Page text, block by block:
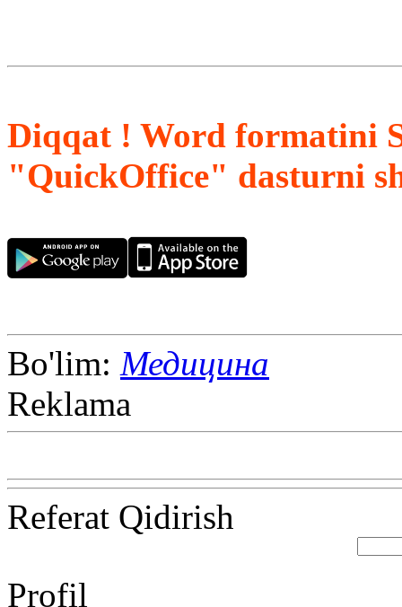
Diqqat ! Word formatini
"QuickOffice" dasturni
Bo'lim: Медицина
Reklama
Referat Qidirish
Profil